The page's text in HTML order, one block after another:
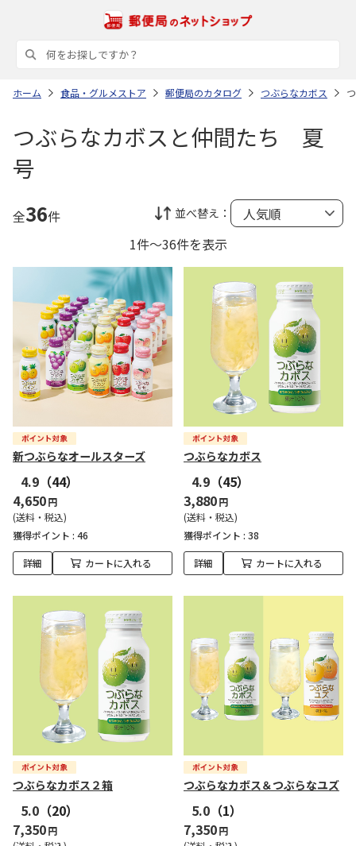
ホーム 食品・グルメストア 郵便局のカタログ つぶらなカボス
つぶらなカボスと仲間たち 夏
号
全36件 並べ替え：
1件～36件を表示
新つぶらなオールスターズ
4.9 （44）
4,650円
(送料・税込)
獲得ポイント : 46
詳細 カートに入れる
つぶらなカボス
4.9 （45）
3,880円
(送料・税込)
獲得ポイント : 38
詳細 カートに入れる
つぶらなカボス２箱
5.0 （20）
7,350円
つぶらなカボス＆つぶらなユズ
5.0 （1）
7,350円